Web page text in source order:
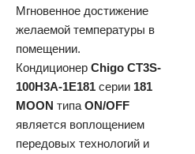
Мгновенное достижение
желаемой температуры в
помещении.
Кондиционер Chigo CT3S-
100H3A-1E181 серии 181
MOON типа ON/OFF
является воплощением
передовых технологий и